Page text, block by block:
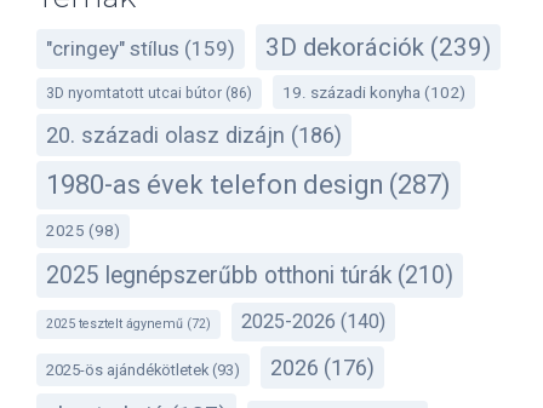
"cringey" stílus (159) 3D dekorációk (239)
3D nyomtatott utcai bútor (86) 19. századi konyha (102)
20. századi olasz dizájn (186)
1980-as évek telefon design (287)
2025 (98)
2025 legnépszerűbb otthoni túrák (210)
2025 tesztelt ágynemű (72) 2025-2026 (140)
2025-ös ajándékötletek (93) 2026 (176)